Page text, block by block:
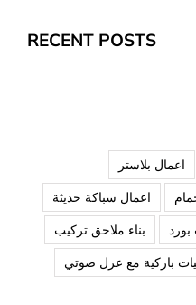
RECENT POSTS
اعمال بلاستر
اعمال سباكة حديثة
بناء ملاحق تركيب
باركية مع عزل صوتي